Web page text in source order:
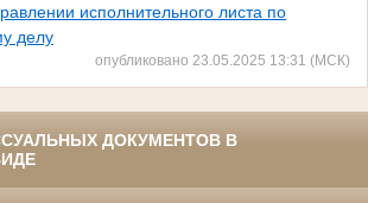
исполнительного листа по
делу
опубликовано 23.05.2025 13:31 (МСК)
ДОКУМЕНТОВ В